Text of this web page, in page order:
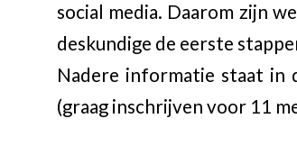
social media. Daarom zijn
deskundige de eerste
Nadere informatie staat in
(graag inschrijven voor 11